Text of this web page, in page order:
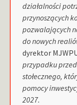
działalności
przynoszących
pozwalających
do nowych
dyrektor
przypadku
stołecznego,
pomocy
2027.